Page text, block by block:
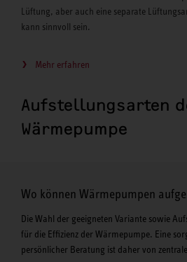
Lüftung, aber auch eine separate
kann sinnvoll sein.
Mehr erfahren
Aufstellungsarten
Wärmepumpe
Wo können Wärmepumpen
Die Wahl der geeigneten Variante sowie
für die Effizienz der Wärmepumpe. Eine
persönlicher Beratung ist daher von